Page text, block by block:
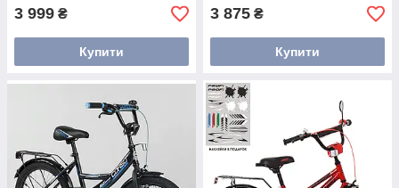
3 999 ₴
Купити
3 875 ₴
Купити